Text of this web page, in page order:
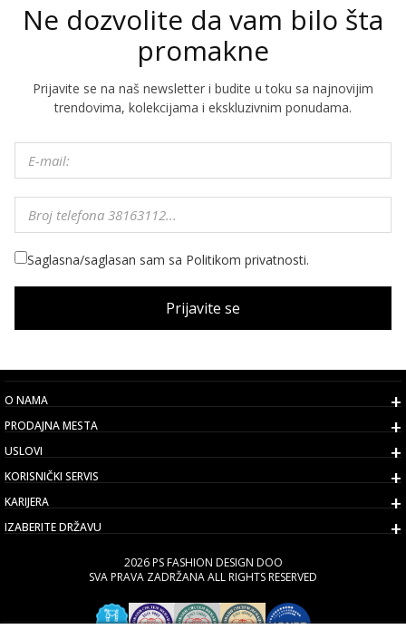
Ne dozvolite da vam bilo šta
promakne
Prijavite se na naš newsletter i budite u toku sa najnovijim
trendovima, kolekcijama i ekskluzivnim ponudama.
Saglasna/saglasan sam sa Politikom privatnosti.
Prijavite se
O NAMA
PRODAJNA MESTA
USLOVI
KORISNIČKI SERVIS
KARIJERA
IZABERITE DRŽAVU
2026 PS FASHION DESIGN DOO
SVA PRAVA ZADRŽANA ALL RIGHTS RESERVED